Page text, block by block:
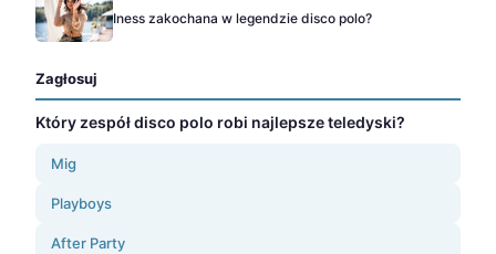
Iness zakochana w legendzie disco polo?
Zagłosuj
Który zespół disco polo robi najlepsze teledyski?
Mig
Playboys
After Party